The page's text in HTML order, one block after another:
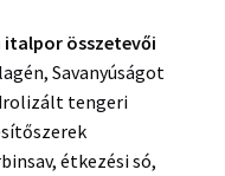
italpor összetevői
Savanyúságot
tengeri
étkezési só,